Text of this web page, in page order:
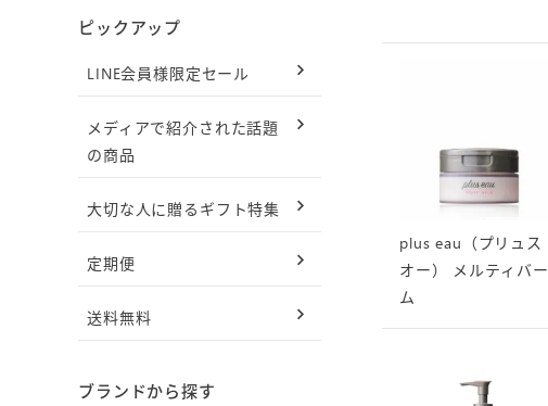
ピックアップ
LINE会員様限定セール
メディアで紹介された話題
の商品
大切な人に贈るギフト特集
定期便
送料無料
ブランドから探す
plus eau（プリュス
オー） メルティバー
ム